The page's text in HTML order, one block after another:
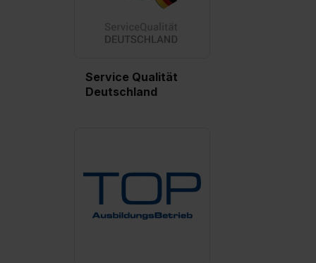
Service Qualität
Deutschland